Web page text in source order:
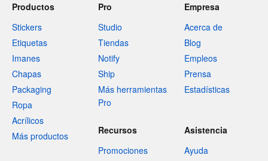
Productos
Stickers
Etiquetas
Imanes
Chapas
Packaging
Ropa
Acrílicos
Más productos
Pro
Studio
Tiendas
Notify
Ship
Más herramientas
Pro
Empresa
Acerca de
Blog
Empleos
Prensa
Estadísticas
Recursos
Promociones
Asistencia
Ayuda